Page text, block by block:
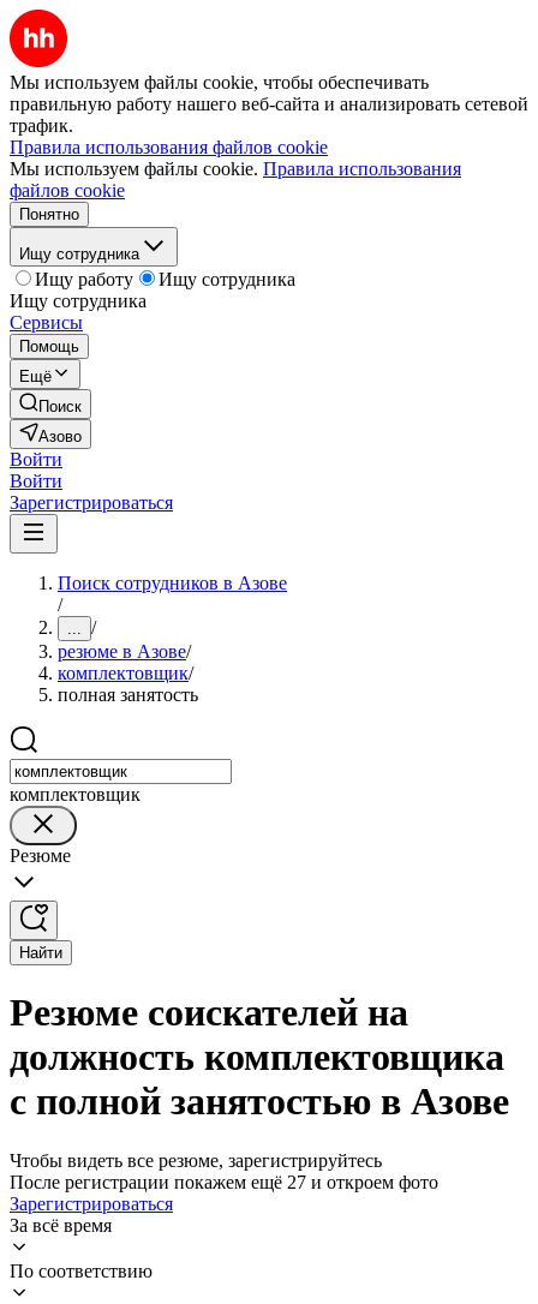
Мы используем файлы cookie, чтобы обеспечивать
правильную работу нашего веб-сайта и анализировать сетевой
трафик.
Правила использования файлов cookie
Мы используем файлы cookie. Правила использования
файлов cookie
Понятно
Ищу сотрудника
Ищу работу
Ищу сотрудника
Ищу сотрудника
Сервисы
Помощь
Ещё
Поиск
Азово
Войти
Войти
Зарегистрироваться
Поиск сотрудников в Азове
/
... /
резюме в Азове/
комплектовщик/
полная занятость
комплектовщик
Резюме
Найти
Резюме соискателей на
должность комплектовщика
с полной занятостью в Азове
Чтобы видеть все резюме, зарегистрируйтесь
После регистрации покажем ещё 27 и откроем фото
Зарегистрироваться
За всё время
По соответствию